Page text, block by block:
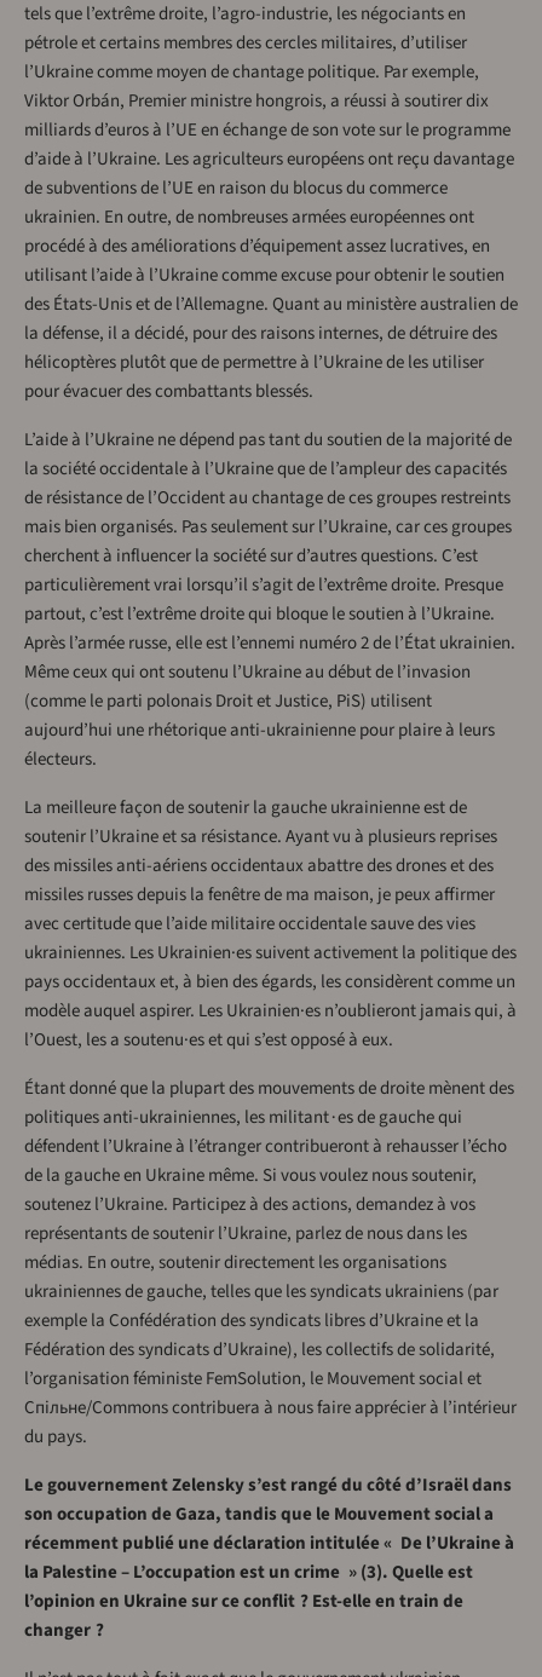
tels que l’extrême droite, l’agro-industrie, les négociants en
pétrole et certains membres des cercles militaires, d’utiliser
l’Ukraine comme moyen de chantage politique. Par exemple,
Viktor Orbán, Premier ministre hongrois, a réussi à soutirer dix
milliards d’euros à l’UE en échange de son vote sur le programme
d’aide à l’Ukraine. Les agriculteurs européens ont reçu davantage
de subventions de l’UE en raison du blocus du commerce
ukrainien. En outre, de nombreuses armées européennes ont
procédé à des améliorations d’équipement assez lucratives, en
utilisant l’aide à l’Ukraine comme excuse pour obtenir le soutien
des États-Unis et de l’Allemagne. Quant au ministère australien de
la défense, il a décidé, pour des raisons internes, de détruire des
hélicoptères plutôt que de permettre à l’Ukraine de les utiliser
pour évacuer des combattants blessés.
L’aide à l’Ukraine ne dépend pas tant du soutien de la majorité de
la société occidentale à l’Ukraine que de l’ampleur des capacités
de résistance de l’Occident au chantage de ces groupes restreints
mais bien organisés. Pas seulement sur l’Ukraine, car ces groupes
cherchent à influencer la société sur d’autres questions. C’est
particulièrement vrai lorsqu’il s’agit de l’extrême droite. Presque
partout, c’est l’extrême droite qui bloque le soutien à l’Ukraine.
Après l’armée russe, elle est l’ennemi numéro 2 de l’État ukrainien.
Même ceux qui ont soutenu l’Ukraine au début de l’invasion
(comme le parti polonais Droit et Justice, PiS) utilisent
aujourd’hui une rhétorique anti-ukrainienne pour plaire à leurs
électeurs.
La meilleure façon de soutenir la gauche ukrainienne est de
soutenir l’Ukraine et sa résistance. Ayant vu à plusieurs reprises
des missiles anti-aériens occidentaux abattre des drones et des
missiles russes depuis la fenêtre de ma maison, je peux affirmer
avec certitude que l’aide militaire occidentale sauve des vies
ukrainiennes. Les Ukrainien·es suivent activement la politique des
pays occidentaux et, à bien des égards, les considèrent comme un
modèle auquel aspirer. Les Ukrainien·es n’oublieront jamais qui, à
l’Ouest, les a soutenu·es et qui s’est opposé à eux.
Étant donné que la plupart des mouvements de droite mènent des
politiques anti-ukrainiennes, les militant∙es de gauche qui
défendent l’Ukraine à l’étranger contribueront à rehausser l’écho
de la gauche en Ukraine même. Si vous voulez nous soutenir,
soutenez l’Ukraine. Participez à des actions, demandez à vos
représentants de soutenir l’Ukraine, parlez de nous dans les
médias. En outre, soutenir directement les organisations
ukrainiennes de gauche, telles que les syndicats ukrainiens (par
exemple la Confédération des syndicats libres d’Ukraine et la
Fédération des syndicats d’Ukraine), les collectifs de solidarité,
l’organisation féministe FemSolution, le Mouvement social et
Спільне/Commons contribuera à nous faire apprécier à l’intérieur
du pays.
Le gouvernement Zelensky s’est rangé du côté d’Israël dans
son occupation de Gaza, tandis que le Mouvement social a
récemment publié une déclaration intitulée « De l’Ukraine à
la Palestine – L’occupation est un crime » (3). Quelle est
l’opinion en Ukraine sur ce conflit ? Est-elle en train de
changer ?